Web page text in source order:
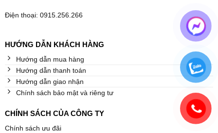
Điện thoại: 0915.256.266
HƯỚNG DẪN KHÁCH HÀNG
Hướng dẫn mua hàng
Hướng dẫn thanh toán
Hướng dẫn giao nhận
Chính sách bảo mật và riêng tư
CHÍNH SÁCH CỦA CÔNG TY
Chính sách ưu đãi